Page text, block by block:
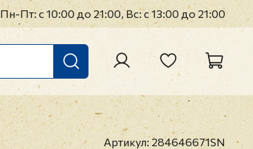
Пн-Пт: с 10:00 до 21:00, Вс: с 13:00 до 21:00
Артикул:284646671SN